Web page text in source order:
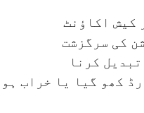
کی سرگزشت
کھو گیا یا خراب ہو